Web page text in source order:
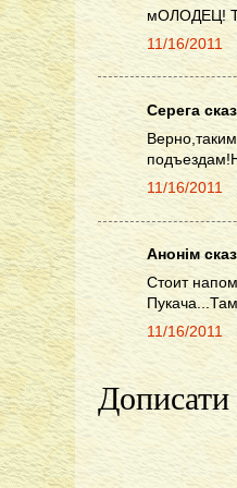
мОЛОДЕЦ!
11/16/2011
Серега
11/16/2011
Анонім
Стоит
11/16/2011